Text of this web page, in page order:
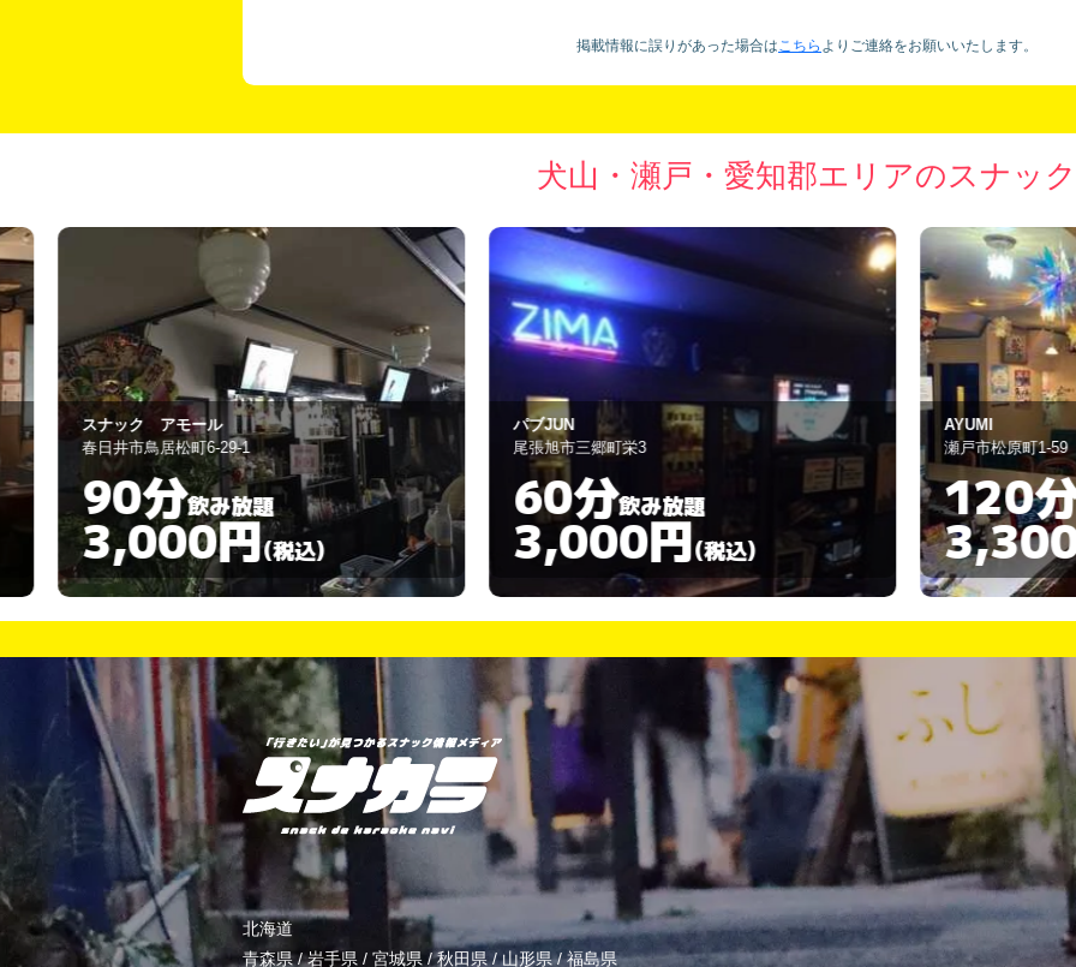
掲載情報に誤りがあった場合はこちら より ご連絡をお願いいたします。
犬山・瀬戸・愛知郡エリアのスナック
パブJUN
尾張旭市三郷町栄3
60分飲み放題
3,000円 (税込)
AYUMI
瀬戸市松原町1-59
120分 飲み放題
3,300円 (税込)
北海道
青森県/岩手県 / 宮城県 /秋田県 /山形県/福島県